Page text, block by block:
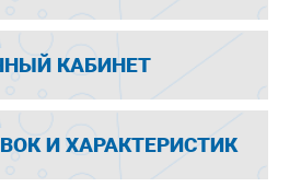
КАБИНЕТ
И ХАРАКТЕРИСТИК